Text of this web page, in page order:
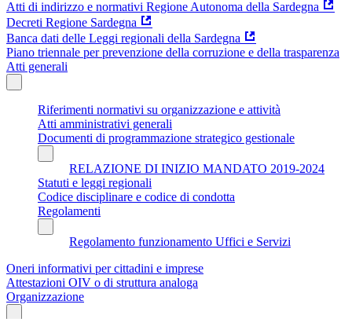
Atti di indirizzo e normativi Regione Autonoma della Sardegna
Decreti Regione Sardegna
Banca dati delle Leggi regionali della Sardegna
Piano triennale per prevenzione della corruzione e della trasparenza
Atti generali
Riferimenti normativi su organizzazione e attività
Atti amministrativi generali
Documenti di programmazione strategico gestionale
RELAZIONE DI INIZIO MANDATO 2019-2024
Statuti e leggi regionali
Codice disciplinare e codice di condotta
Regolamenti
Regolamento funzionamento Uffici e Servizi
Oneri informativi per cittadini e imprese
Attestazioni OIV o di struttura analoga
Organizzazione